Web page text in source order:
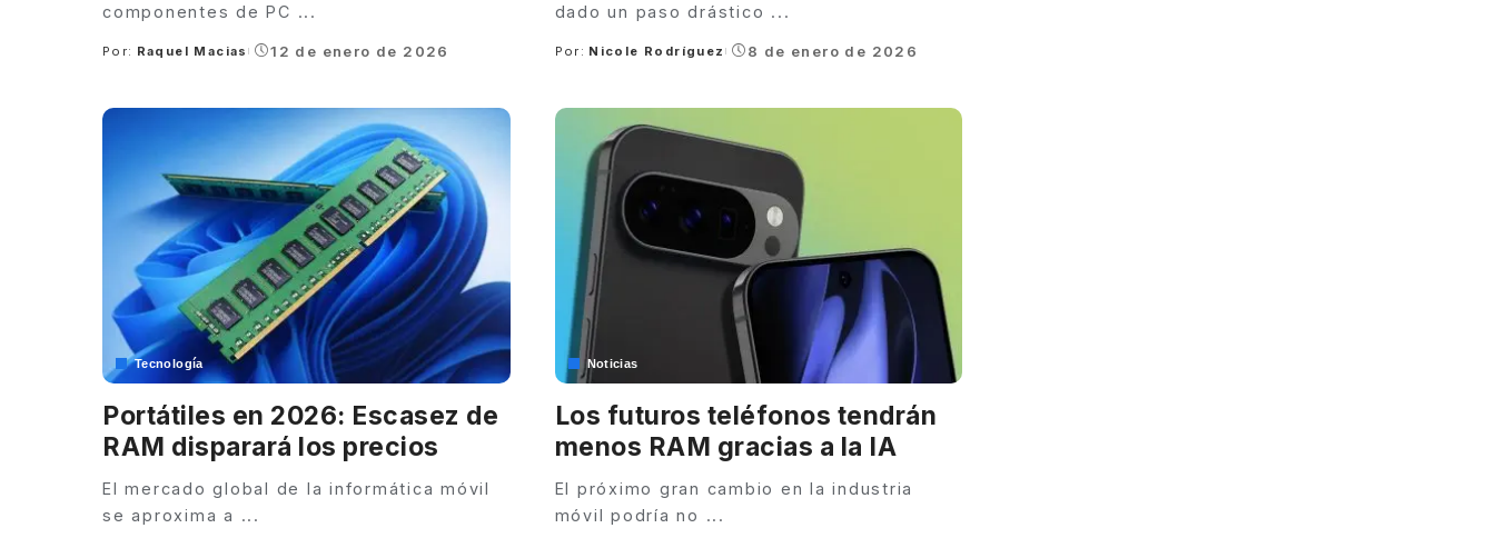
componentes de PC ...
Posted
Por: Raquel Macias 12 de enero de 2026
dado un paso drástico ...
Posted
Por: Nicole Rodríguez 8 de enero de 2026
Tecnología
Portátiles en 2026: Escasez de
RAM disparará los precios
El mercado global de la informática móvil
se aproxima a ...
Noticias
Los futuros teléfonos tendrán
menos RAM gracias a la IA
El próximo gran cambio en la industria
móvil podría no ...